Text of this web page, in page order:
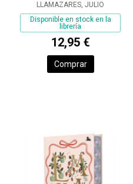
LLAMAZARES, JULIO
Disponible en stock en la
librería
12,95 €
Comprar